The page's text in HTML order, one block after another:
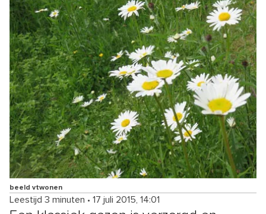
beeld vtwonen
Leestijd 3 minuten • 17 juli 2015, 14:01